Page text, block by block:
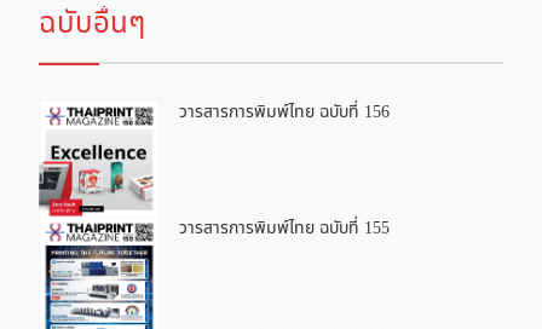
ฉบับอื่นๆ
วารสารการพิมพ์ไทย ฉบับที่ 156
วารสารการพิมพ์ไทย ฉบับที่ 155